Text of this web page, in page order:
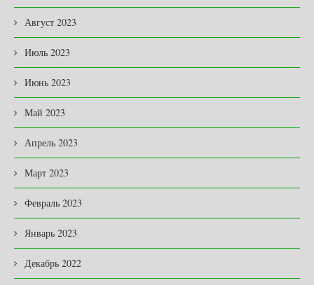
Август 2023
Июль 2023
Июнь 2023
Май 2023
Апрель 2023
Март 2023
Февраль 2023
Январь 2023
Декабрь 2022